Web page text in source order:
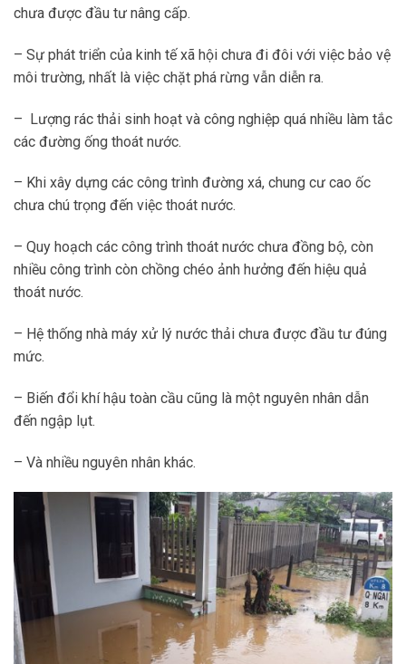
chưa được đầu tư nâng cấp.
– Sự phát triển của kinh tế xã hội chưa đi đôi với việc bảo vệ
môi trường, nhất là việc chặt phá rừng vẫn diễn ra.
– Lượng rác thải sinh hoạt và công nghiệp quá nhiều làm tắc
các đường ống thoát nước.
– Khi xây dựng các công trình đường xá, chung cư cao ốc
chưa chú trọng đến việc thoát nước.
– Quy hoạch các công trình thoát nước chưa đồng bộ, còn
nhiều công trình còn chồng chéo ảnh hưởng đến hiệu quả
thoát nước.
– Hệ thống nhà máy xử lý nước thải chưa được đầu tư đúng
mức.
– Biến đổi khí hậu toàn cầu cũng là một nguyên nhân dẫn
đến ngập lụt.
– Và nhiều nguyên nhân khác.